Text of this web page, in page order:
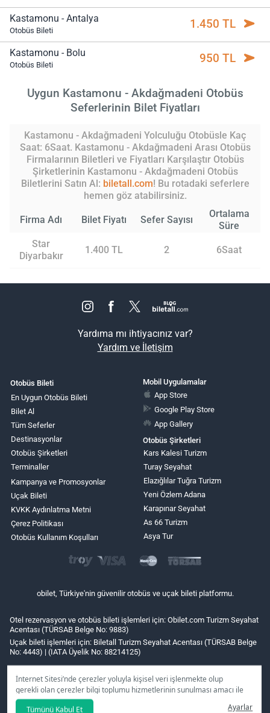
İnternet Sitesi’nde çerezler yoluyla kişisel veri işlenmekte olup
gerekli olan çerezler bilgi toplumu hizmetlerinin sunulması amacı ile
kullanılmaktadır. Tercihleriniz doğrultusunda size özel
Tümünü Kabul Et Ayarlar
Kastamonu - Antalya
Otobüs Bileti 1.450 TL
Kastamonu - Bolu
Otobüs Bileti 950 TL
Uygun Kastamonu - Akdağmadeni Otobüs
Seferlerinin Bilet Fiyatları
Kastamonu - Akdağmadeni Yolculuğu Otobüsle Kaç
Saat: 6Saat. Kastamonu - Akdağmadeni Arası Otobüs
Firmalarının Biletleri ve Fiyatları Karşılaştır Otobüs
Şirketlerinin Kastamonu - Akdağmadeni Otobüs
Biletlerini Satın Al: biletall.com! Bu rotadaki seferlere
hemen göz atabilirsiniz.
Firma Adı Bilet Fiyatı Sefer Sayısı
Ortalama
Süre
Star
Diyarbakır
1.400 TL 2 6Saat
Yardıma mı ihtiyacınız var?
Yardım ve İletişim
Otobüs Bileti
En Uygun Otobüs Bileti
Bilet Al
Tüm Seferler
Destinasyonlar
Otobüs Şirketleri
Terminaller
Kampanya ve Promosyonlar
Uçak Bileti
KVKK Aydınlatma Metni
Çerez Politikası
Otobüs Kullanım Koşulları
Mobil Uygulamalar
App Store
Google Play Store
App Gallery
Otobüs Şirketleri
Kars Kalesi Turizm
Turay Seyahat
Elazığlılar Tuğra Turizm
Yeni Özlem Adana
Karapınar Seyahat
As 66 Turizm
Asya Tur
obilet, Türkiye'nin güvenilir otobüs ve uçak bileti platformu.
Otel rezervasyon ve otobüs bileti işlemleri için: Obilet.com Turizm Seyahat
Acentası (TÜRSAB Belge No: 9883)
Uçak bileti işlemleri için: Biletall Turizm Seyahat Acentası (TÜRSAB Belge
No: 4443) | (IATA Üyelik No: 88214125)